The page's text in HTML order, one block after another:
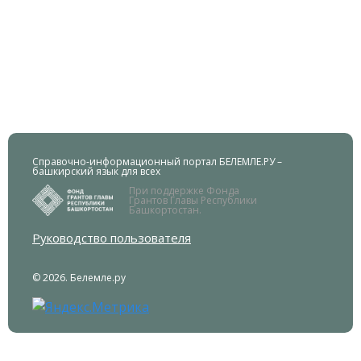
Справочно-информационный портал БЕЛЕМЛЕ.РУ –
башкирский язык для всех
При поддержке Фонда
Грантов Главы Республики
Башкортостан.
Руководство пользователя
© 2026. Белемле.ру